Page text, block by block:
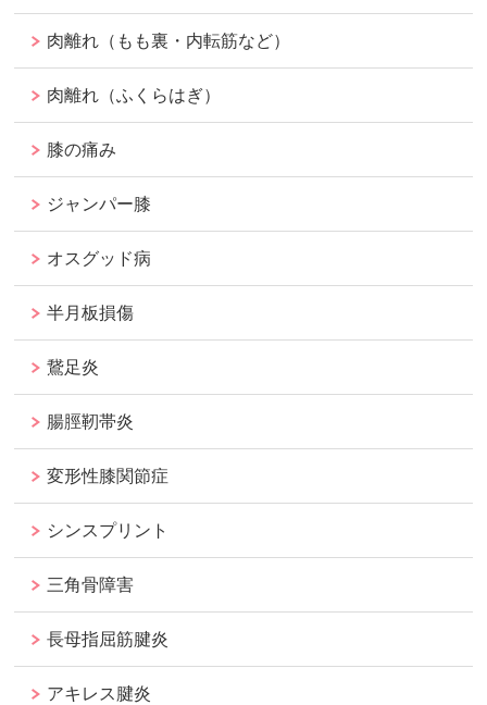
肉離れ（もも裏・内転筋など）
肉離れ（ふくらはぎ）
膝の痛み
ジャンパー膝
オスグッド病
半月板損傷
鵞足炎
腸脛靭帯炎
変形性膝関節症
シンスプリント
三角骨障害
長母指屈筋腱炎
アキレス腱炎